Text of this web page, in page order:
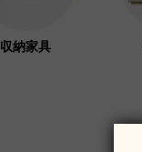
収納家具